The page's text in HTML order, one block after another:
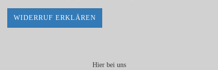
WIDERRUF ERKLÄREN
Hier bei uns